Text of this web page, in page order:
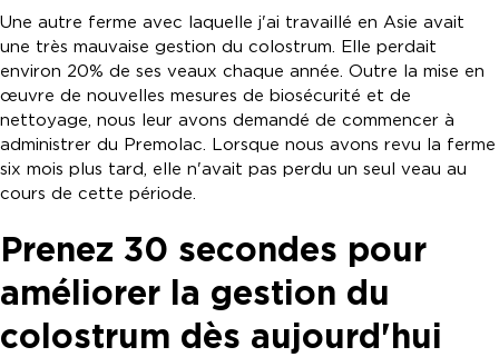
Une autre ferme avec laquelle j'ai travaillé en Asie avait
une très mauvaise gestion du colostrum. Elle perdait
environ 20% de ses veaux chaque année. Outre la mise en
œuvre de nouvelles mesures de biosécurité et de
nettoyage, nous leur avons demandé de commencer à
administrer du Premolac. Lorsque nous avons revu la ferme
six mois plus tard, elle n'avait pas perdu un seul veau au
cours de cette période.
Prenez 30 secondes pour
améliorer la gestion du
colostrum dès aujourd'hui